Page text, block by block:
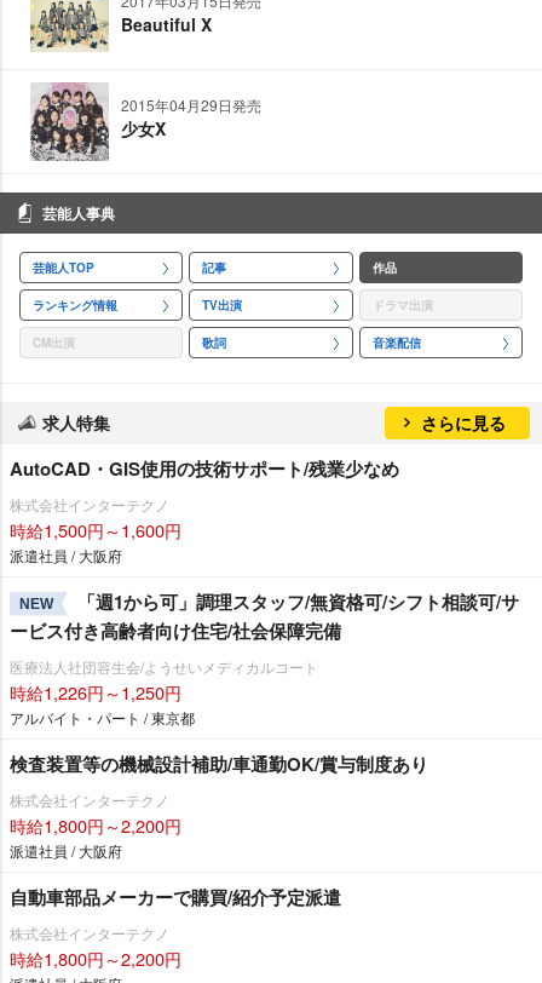
Beautiful X
2015年04月29日発売
少女X
芸能人事典
芸能人TOP 記事 作品
ランキング情報 TV出演 ドラマ出演
CM出演 歌詞 音楽配信
求人特集 さらに見る
AutoCAD・GIS使用の技術サポート/残業少なめ
株式会社インターテクノ
時給1,500円～1,600円
派遣社員 / 大阪府
NEW
「週1から可」調理スタッフ/無資格可/シフト相談可/サ
ービス付き高齢者向け住宅/社会保障完備
医療法人社団容生会/ようせいメディカルコート
時給1,226円～1,250円
アルバイト・パート / 東京都
検査装置等の機械設計補助/車通勤OK/賞与制度あり
株式会社インターテクノ
時給1,800円～2,200円
派遣社員 / 大阪府
自動車部品メーカーで購買/紹介予定派遣
株式会社インターテクノ
時給1,800円～2,200円